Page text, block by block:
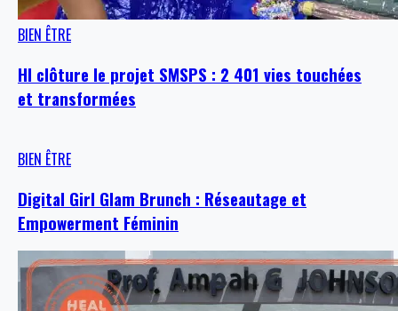
BIEN ÊTRE
HI clôture le projet SMSPS : 2 401 vies touchées
et transformées
BIEN ÊTRE
Digital Girl Glam Brunch : Réseautage et
Empowerment Féminin